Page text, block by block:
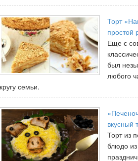
Торт
простой
Еще с
был
любого
кругу семьи.
вкусный
Торт из
блюдо из